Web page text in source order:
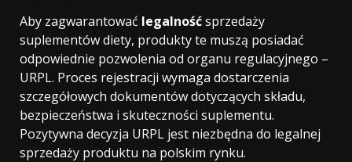
Aby zagwarantować legalnośćsprzedaży
suplementów diety, produkty te muszą posiadać
odpowiednie pozwolenia od organu regulacyjnego –
URPL. Proces rejestracji wymaga dostarczenia
szczegółowych dokumentów dotyczących składu,
bezpieczeństwa i skuteczności suplementu.
Pozytywna decyzja URPL jest niezbędna do legalnej
sprzedaży produktu na polskim rynku.